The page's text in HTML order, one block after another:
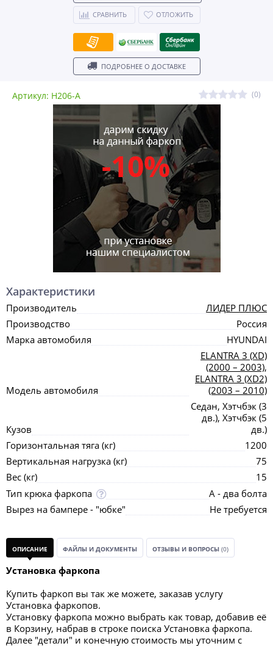
Артикул: H206-A (0)
СРАВНИТЬ ОТЛОЖИТЬ
ПОДРОБНЕЕ О ДОСТАВКЕ
Характеристики
Производитель
ЛИДЕР ПЛЮС
Производство
Россия
Марка автомобиля
HYUNDAI
Модель автомобиля
ELANTRA 3 (XD)
(2000 – 2003),
ELANTRA 3 (XD2)
(2003 – 2010)
Кузов
Седан, Хэтчбэк (3
дв.), Хэтчбэк (5
дв.)
Горизонтальная тяга (кг)
1200
Вертикальная нагрузка (кг)
75
Вес (кг)
15
Тип крюка фаркопа
А - два болта
Вырез на бампере - "юбке"
Не требуется
ОПИСАНИЕ ФАЙЛЫ И ДОКУМЕНТЫ ОТЗЫВЫ И ВОПРОСЫ (0)
Установка фаркопа
Купить фаркоп вы так же можете, заказав услугу
Установка фаркопов.
Установку фаркопа можно выбрать как товар, добавив её
в Корзину, набрав в строке поиска Установка фаркопа.
Далее "детали" и конечную стоимость мы уточним с